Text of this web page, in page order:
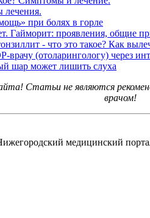
лечения.
при болях в горле
Гайморит: проявления, общие
- что это такое? Как
врачу (отоларингологу) через
шар может лишить слуха
Статьи не являются
врачом!
медицинский